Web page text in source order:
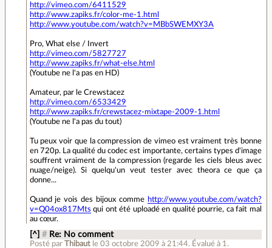
http://vimeo.com/6411529
http://www.zapiks.fr/color-me-1.html
http://www.youtube.com/watch?v=MBbSWEMXY3A
Pro, What else / Invert
http://vimeo.com/5827727
http://www.zapiks.fr/what-else.html
(Youtube ne l'a pas en HD)
Amateur, par le Crewstacez
http://vimeo.com/6533429
http://www.zapiks.fr/crewstacez-mixtape-2009-1.html
(Youtube ne l'a pas du tout)
Tu peux voir que la compression de vimeo est vraiment très bonne
en 720p. La qualité du codec est importante, certains types d'image
souffrent vraiment de la compression (regarde les ciels bleus avec
nuage/neige). Si quelqu'un veut tester avec theora ce que ça
donne...
Quand je vois des bijoux comme http://www.youtube.com/watch?
v=Q04ox817Mts qui ont été uploadé en qualité pourrie, ca fait mal
au cœur.
[^] # Re: No comment
Posté par Thibaut le 03 octobre 2009 à 21:44. Évalué à 1 .